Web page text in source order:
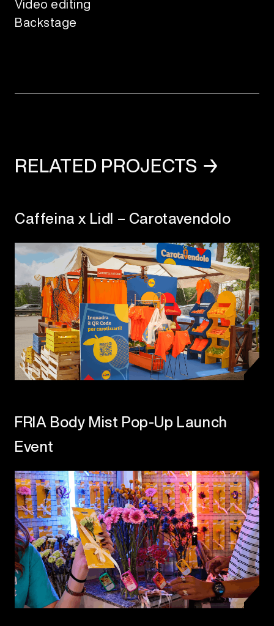
Video editing
Backstage
RELATED PROJECTS →
Caffeina x Lidl – Carotavendolo
FRIA Body Mist Pop-Up Launch
Event